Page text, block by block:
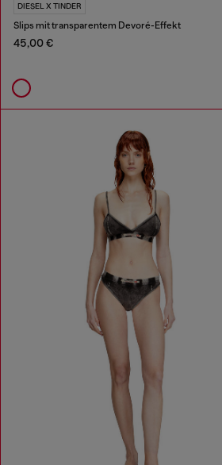
DIESEL X TINDER
Slips mit transparentem Devoré-Effekt
45,00 €